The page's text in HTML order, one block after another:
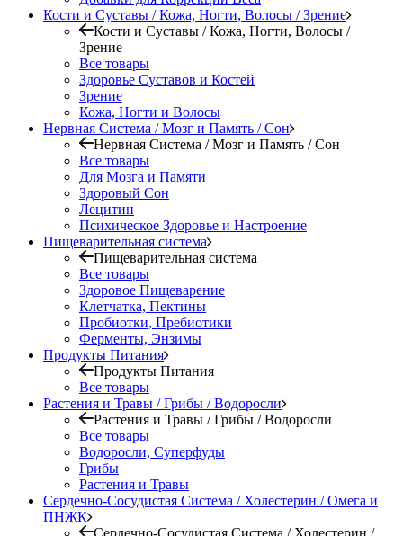
Кости и Суставы / Кожа, Ногти, Волосы / Зрение
Кости и Суставы / Кожа, Ногти, Волосы /
Зрение
Все товары
Здоровье Суставов и Костей
Зрение
Кожа, Ногти и Волосы
Нервная Система / Мозг и Память / Сон
Нервная Система / Мозг и Память / Сон
Все товары
Для Мозга и Памяти
Здоровый Сон
Лецитин
Психическое Здоровье и Настроение
Пищеварительная система
Пищеварительная система
Все товары
Здоровое Пищеварение
Клетчатка, Пектины
Пробиотки, Пребиотики
Ферменты, Энзимы
Продукты Питания
Продукты Питания
Все товары
Растения и Травы / Грибы / Водоросли
Растения и Травы / Грибы / Водоросли
Все товары
Водоросли, Суперфуды
Грибы
Растения и Травы
Сердечно-Сосудистая Система / Холестерин / Омега и
ПНЖК
Сердечно-Сосудистая Система / Холестерин /